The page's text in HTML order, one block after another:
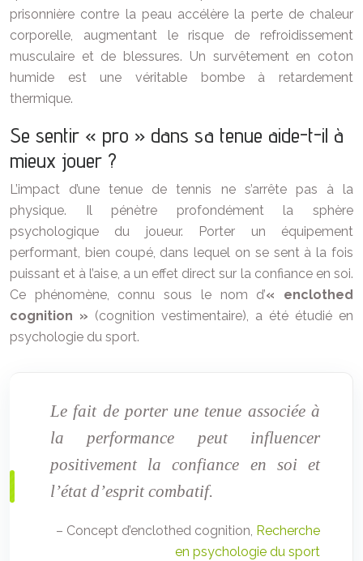
prisonnière contre la peau accélère la perte de chaleur
corporelle, augmentant le risque de refroidissement
musculaire et de blessures. Un survêtement en coton
humide est une véritable bombe à retardement
thermique.
Se sentir « pro » dans sa tenue aide-t-il à
mieux jouer ?
L’impact d’une tenue de tennis ne s’arrête pas à la
physique. Il pénètre profondément la sphère
psychologique du joueur. Porter un équipement
performant, bien coupé, dans lequel on se sent à la fois
puissant et à l’aise, a un effet direct sur la confiance en soi.
Ce phénomène, connu sous le nom d’« enclothed
cognition » (cognition vestimentaire), a été étudié en
psychologie du sport.
Le fait de porter une tenue associée à
la performance peut influencer
positivement la confiance en soi et
l’état d’esprit combatif.
– Concept d’enclothed cognition, Recherche
en psychologie du sport